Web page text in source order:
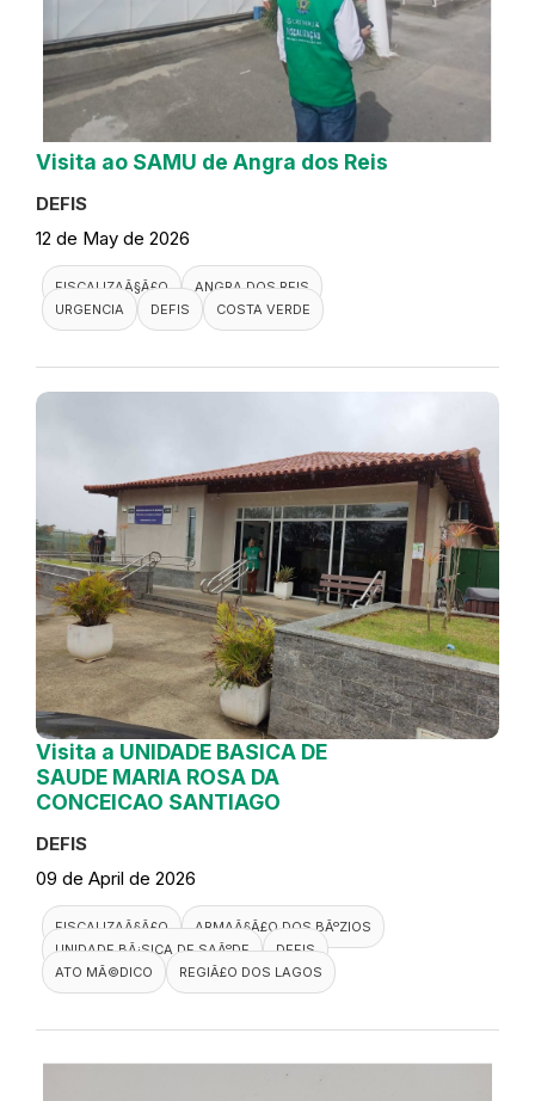
Visita ao SAMU de Angra dos Reis
DEFIS
12 de May de 2026
FISCALIZAÃ§Ã£O
ANGRA DOS REIS
URGENCIA
DEFIS COSTA VERDE
Visita a UNIDADE BASICA DE
SAUDE MARIA ROSA DA
CONCEICAO SANTIAGO
DEFIS
09 de April de 2026
FISCALIZAÃ§Ã£O
ARMAÃ§Ã£O DOS BÃºZIOS
UNIDADE BÃ¡SICA DE SAÃºDE
DEFIS
ATO MÃ©DICO
REGIÃ£O DOS LAGOS